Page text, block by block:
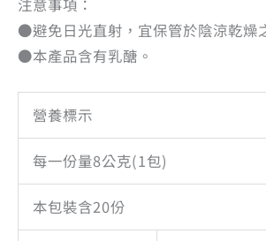
注意事項：
●避免日光直射，宜保管於陰涼乾燥
●本產品含有乳醣。
營養標示
每一份量8公克(1包)
本包裝含20份